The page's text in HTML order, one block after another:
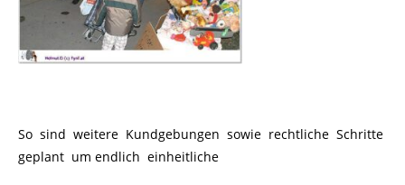
So sind weitere Kundgebungen sowie rechtliche Schritte
geplant um endlich einheitliche